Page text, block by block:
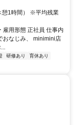
憩1時間） ※平均残業
用形態 正社員 仕事内
おなじみ、 minimini店
研修あり
育休あり